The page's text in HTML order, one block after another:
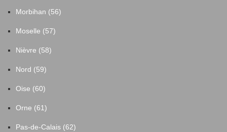
Morbihan (56)
Moselle (57)
Nièvre (58)
Nord (59)
Oise (60)
Orne (61)
Pas-de-Calais (62)